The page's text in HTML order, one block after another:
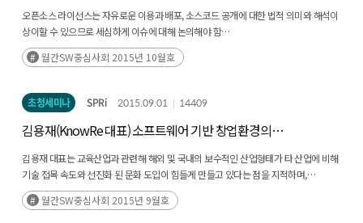
라이선스 컴플라이언스
오픈소스 라이선스는 자유로운 이용과 배포, 소스코드 공개에 대한 법적 의미와 해석이
상이할 수 있으므로 세심하게 이슈에 대해 논의해야 함
선순환적인 피드백 구조의 SW Supply Chain & Compliance Cycle에 따라
소스코드가 공개되어 라이선스가 발생함
월간SW중심사회 2015년 10월호
초청세미나 SPRi 2015.09.01 14409
김용재(KnowRe 대표) 소프트웨어 기반 창업환경의
미국vs한국 비교
김용재 대표는 교육산업과 관련해 해외 및 국내의 보수적인 산업형태가 타 산업에 비해
기술 접목 속도와 선진화 된 문화 도입이 힘들게 만들고 있다는 점을 지적하며,
KnowRe는 이러한 시장의 기술 공백을 채우기 위하여 창업했다는 점을 강조함
월간SW중심사회 2015년 9월호